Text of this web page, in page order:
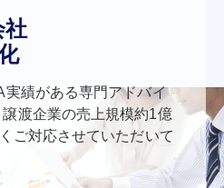
社
績がある専門アドバイ
渡企業の売上規模約1億
ご対応させていただいて